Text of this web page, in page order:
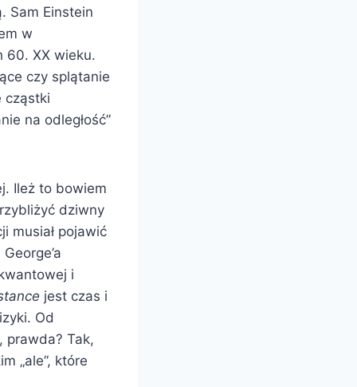
Sam Einstein
w
60. XX wieku.
czy splątanie
cząstki
na odległość”
Ileż to bowiem
dziwny
musiał pojawić
i
jest czas i
Od
prawda? Tak,
„ale”, które